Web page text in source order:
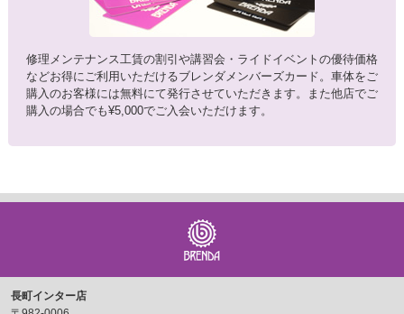
修理メンテナンス工賃の割引や講習会・ライドイベントの優待価格
などお得にご利用いただけるブレンダメンバーズカード。車体をご
購入のお客様には無料にて発行させていただきます。また他店でご
購入の場合でも¥5,000でご入会いただけます。
長町インター店